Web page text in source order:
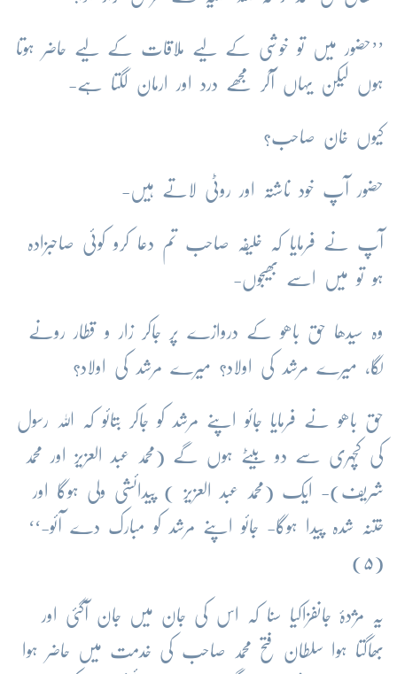
’’حضور میں تو خوشی کے لیے ملاقات کے لیے حاضر ہوتا
ہوں لیکن یہاں آکر مجھے درد اور ارمان لگتا ہے-
کیوں خان صاحب؟
حضور آپ خود ناشتہ اور روٹی لاتے ہیں-
آپ نے فرمایا کہ خلیفہ صاحب تم دعا کرو کوئی صاحبزادہ
ہو تو میں اسے بھیجوں-
وہ سیدھا حق باھو کے دروازے پر جاکر زار و قطار رونے
لگا، میرے مرشد کی اولاد؟ میرے مرشد کی اولاد؟
حق باھو نے فرمایا جائو اپنے مرشد کو جاکر بتائو کہ اللہ رسول
کی کچہری سے دو بیٹے ہوں گے (محمد عبد العزیز اور محمد
شریف)- ایک (محمد عبد العزیز ) پیدائشی ولی ہوگا اور
ختنہ شدہ پیدا ہوگا- جائو اپنے مرشد کو مبارک دے آئو-‘‘
(۵)
یہ مژدۂ جانفزاکیا سنا کہ اس کی جان میں جان آگئی اور
بھاگتا ہوا سلطان فتح محمد صاحب کی خدمت میں حاضر ہوا